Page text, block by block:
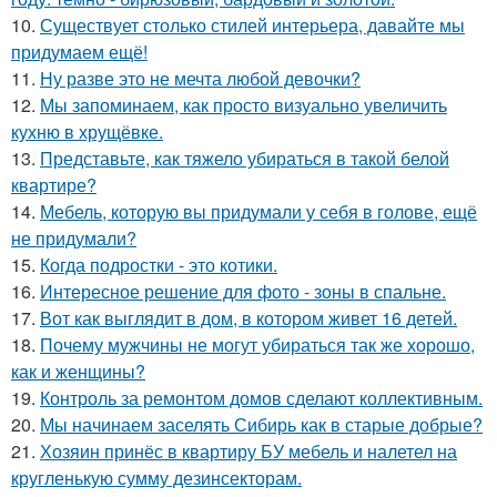
10. Существует столько стилей интерьера, давайте мы
придумаем ещё!
11. Ну разве это не мечта любой девочки?
12. Мы запоминаем, как просто визуально увеличить
кухню в хрущёвке.
13. Представьте, как тяжело убираться в такой белой
квартире?
14. Мебель, которую вы придумали у себя в голове, ещё
не придумали?
15. Когда подростки - это котики.
16. Интересное решение для фото - зоны в спальне.
17. Вот как выглядит в дом, в котором живет 16 детей.
18. Почему мужчины не могут убираться так же хорошо,
как и женщины?
19. Контроль за ремонтом домов сделают коллективным.
20. Мы начинаем заселять Сибирь как в старые добрые?
21. Хозяин принёс в квартиру БУ мебель и налетел на
кругленькую сумму дезинсекторам.